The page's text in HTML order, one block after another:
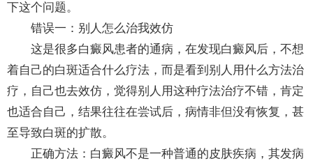
下这个问题。
错误一：别人怎么治我效仿
这是很多白癜风患者的通病，在发现白癜风后，不想
着自己的白斑适合什么疗法，而是看到别人用什么方法治
疗，自己也去效仿，觉得别人用这种疗法治疗不错，肯定
也适合自己，结果往往在尝试后，病情非但没有恢复，甚
至导致白斑的扩散。
正确方法：白癜风不是一种普通的皮肤疾病，其发病